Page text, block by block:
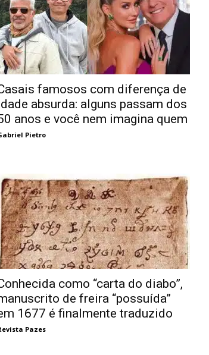
famosos com diferença de
absurda: alguns passam dos
anos e você nem imagina quem
Pietro
como “carta do diabo”,
de freira “possuída”
1677 é finalmente traduzido
Pazes